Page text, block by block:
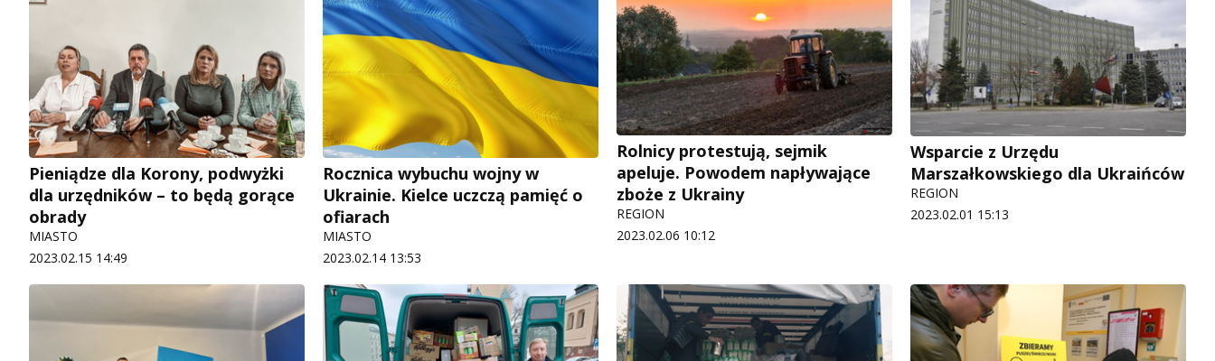
Pieniądze dla Korony, podwyżki
dla urzędników – to będą gorące
obrady
MIASTO
2023.02.15 14:49
Rocznica wybuchu wojny w
Ukrainie. Kielce uczczą pamięć o
ofiarach
MIASTO
2023.02.14 13:53
Rolnicy protestują, sejmik
apeluje. Powodem napływające
zboże z Ukrainy
REGION
2023.02.06 10:12
Wsparcie z Urzędu
Marszałkowskiego dla Ukraińców
REGION
2023.02.01 15:13